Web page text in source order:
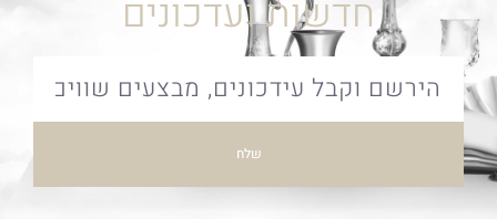
חדשות ועדכונים
שלח